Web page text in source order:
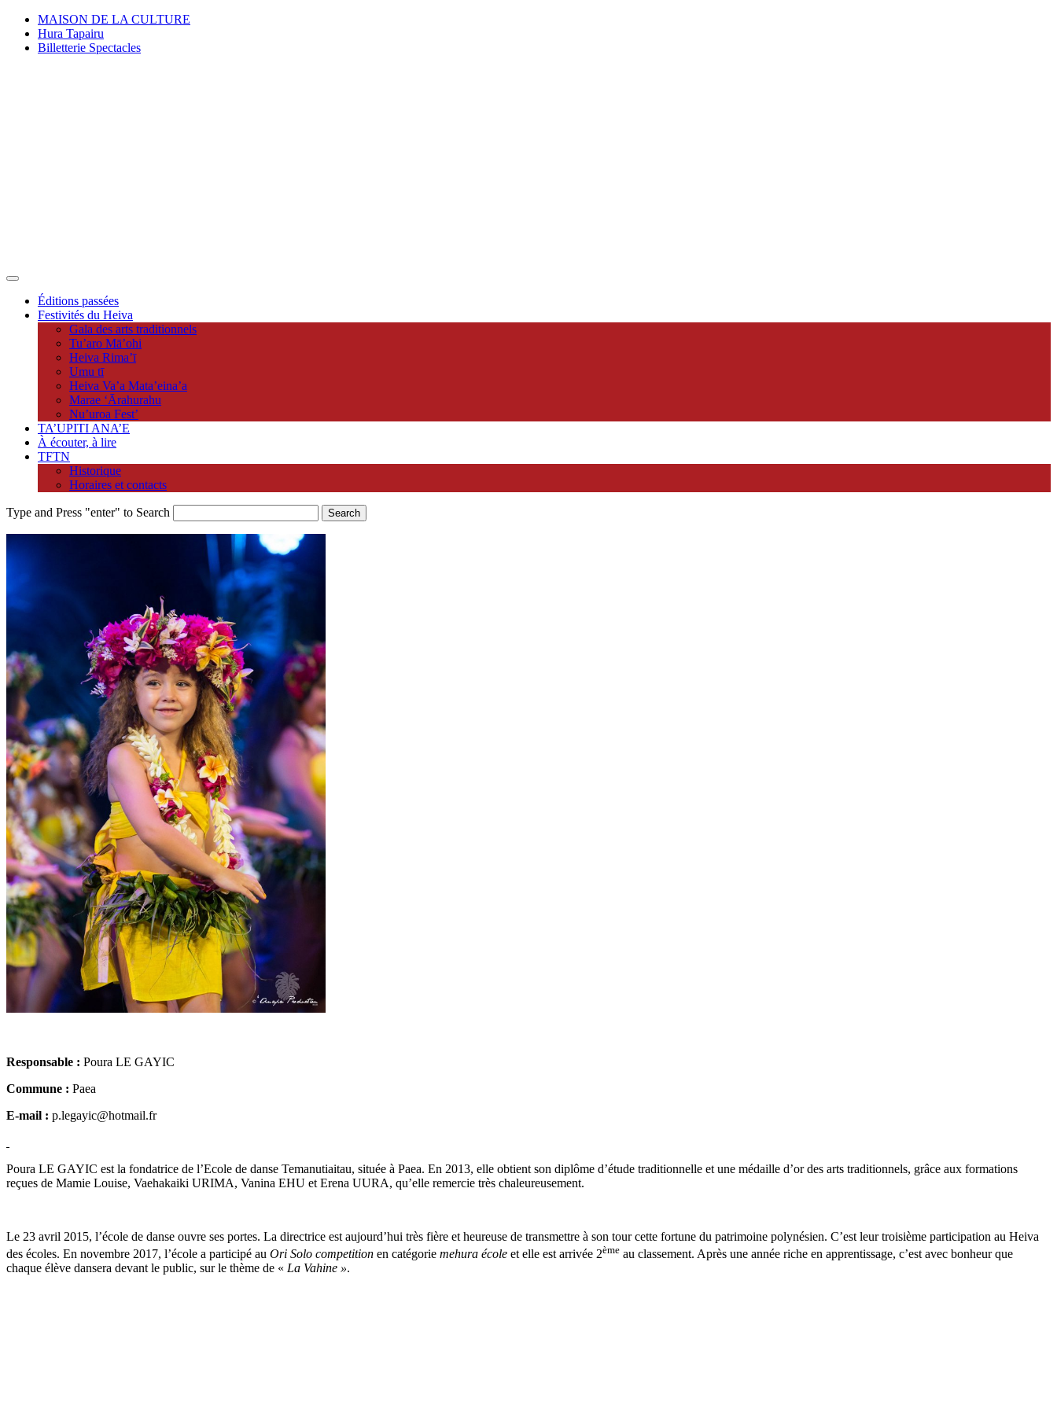
MAISON DE LA CULTURE
Hura Tapairu
Billetterie Spectacles
Éditions passées
Festivités du Heiva
Gala des arts traditionnels
Tu’aro Mā’ohi
Heiva Rima’ī
Umu tī
Heiva Va’a Mata’eina’a
Marae ‘Ārahurahu
Nu’uroa Fest’
TA’UPITI ANA’E
À écouter, à lire
TFTN
Historique
Horaires et contacts
Type and Press "enter" to Search
Responsable : Poura LE GAYIC
Commune : Paea
E-mail : p.legayic@hotmail.fr
Poura LE GAYIC est la fondatrice de l’Ecole de danse Temanutiaitau, située à Paea. En 2013, elle obtient son diplôme d’étude traditionnelle et une médaille d’or des arts traditionnels, grâce aux formations
reçues de Mamie Louise, Vaehakaiki URIMA, Vanina EHU et Erena UURA, qu’elle remercie très chaleureusement.
Le 23 avril 2015, l’école de danse ouvre ses portes. La directrice est aujourd’hui très fière et heureuse de transmettre à son tour cette fortune du patrimoine polynésien. C’est leur troisième participation au Heiva
des écoles. En novembre 2017, l’école a participé au Ori Solo competition en catégorie mehura école et elle est arrivée 2ème au classement. Après une année riche en apprentissage, c’est avec bonheur que
chaque élève dansera devant le public, sur le thème de « La Vahine ».